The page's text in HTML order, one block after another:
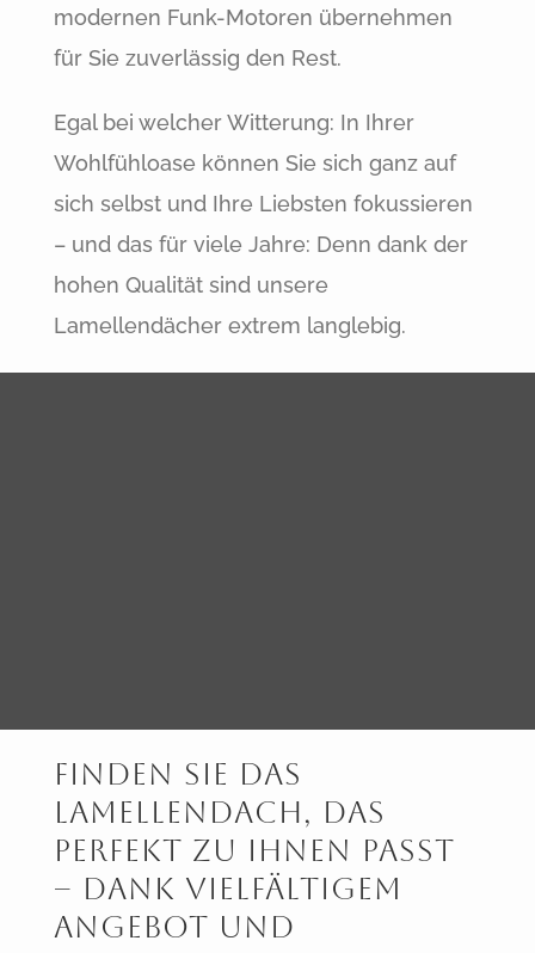
modernen Funk-Motoren übernehmen
für Sie zuverlässig den Rest.
Egal bei welcher Witterung: In Ihrer
Wohlfühloase können Sie sich ganz auf
sich selbst und Ihre Liebsten fokussieren
– und das für viele Jahre: Denn dank der
hohen Qualität sind unsere
Lamellendächer extrem langlebig.
Finden sie das
Lamellendach, das
perfekt zu Ihnen passt
– dank vielfältigem
Angebot und